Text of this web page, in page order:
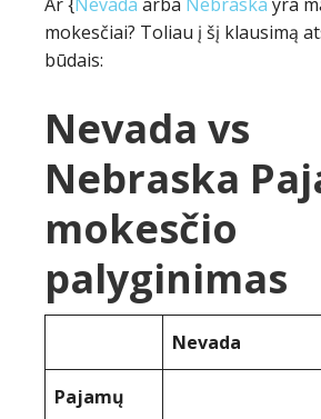
mokesčiai? Toliau į šį klausimą
būdais:
Nevada vs
Nebraska
mokesčio
palyginimas
Nevada
Pajamų